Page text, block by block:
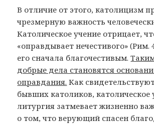
В отличие от этого, католицизм
чрезмерную важность
Католическое учение отрицает,
«оправдывает нечестивого» (Рим.
его сначала благочестивым.
добрые дела становятся
оправдания. Как
бывших католиков, католическое
литургия затмевает жизненно
о том, что верующий спасен